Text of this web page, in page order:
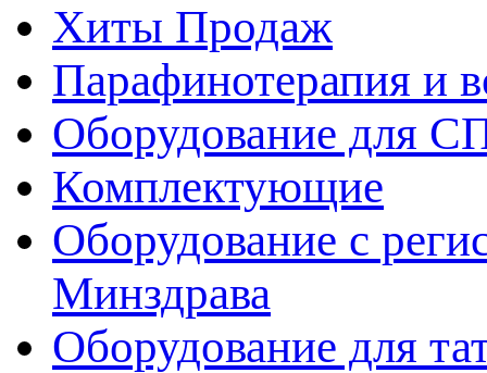
Хиты Продаж
Парафинотерапия и
Оборудование для
Комплектующие
Оборудование с
Минздрава
Оборудование для